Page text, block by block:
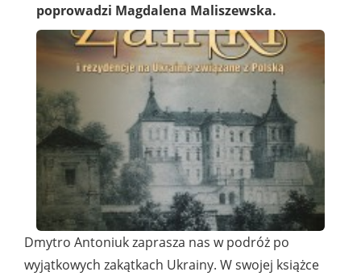
poprowadzi Magdalena Maliszewska.
Dmytro Antoniuk zaprasza nas w podróż po
wyjątkowych zakątkach Ukrainy. W swojej książce